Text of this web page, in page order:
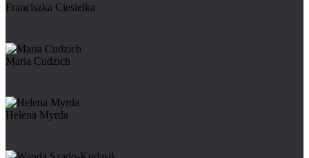
Franciszka Ciesielka
Maria Cudzich
Helena Myrda